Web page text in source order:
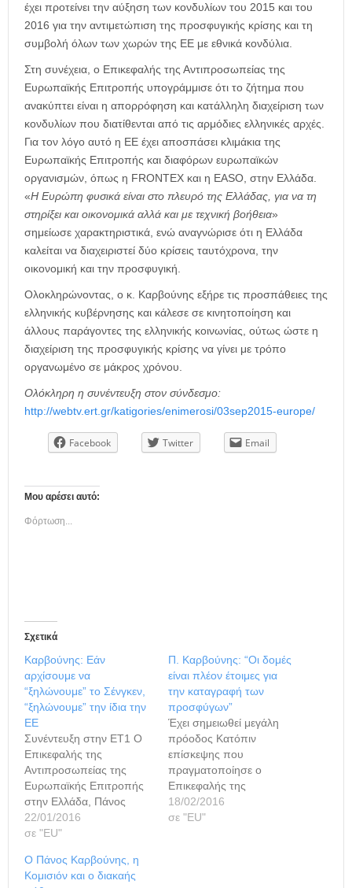
έχει προτείνει την αύξηση των κονδυλίων του 2015 και του
2016 για την αντιμετώπιση της προσφυγικής κρίσης και τη
συμβολή όλων των χωρών της ΕΕ με εθνικά κονδύλια.
Στη συνέχεια, ο Επικεφαλής της Αντιπροσωπείας της
Ευρωπαϊκής Επιτροπής υπογράμμισε ότι το ζήτημα που
ανακύπτει είναι η απορρόφηση και κατάλληλη διαχείριση των
κονδυλίων που διατίθενται από τις αρμόδιες ελληνικές αρχές.
Για τον λόγο αυτό η ΕΕ έχει αποσπάσει κλιμάκια της
Ευρωπαϊκής Επιτροπής και διαφόρων ευρωπαϊκών
οργανισμών, όπως η FRONTEX και η EASO, στην Ελλάδα.
«Η Ευρώπη φυσικά είναι στο πλευρό της Ελλάδας, για να τη
στηρίξει και οικονομικά αλλά και με τεχνική βοήθεια»
σημείωσε χαρακτηριστικά, ενώ αναγνώρισε ότι η Ελλάδα
καλείται να διαχειριστεί δύο κρίσεις ταυτόχρονα, την
οικονομική και την προσφυγική.
Ολοκληρώνοντας, ο κ. Καρβούνης εξήρε τις προσπάθειες της
ελληνικής κυβέρνησης και κάλεσε σε κινητοποίηση και
άλλους παράγοντες της ελληνικής κοινωνίας, ούτως ώστε η
διαχείριση της προσφυγικής κρίσης να γίνει με τρόπο
οργανωμένο σε μάκρος χρόνου.
Ολόκληρη η συνέντευξη στον σύνδεσμο:
http://webtv.ert.gr/katigories/enimerosi/03sep2015-europe/
Facebook Twitter Email
Μου αρέσει αυτό:
Φόρτωση...
Σχετικά
Καρβούνης: Εάν
αρχίσουμε να
“ξηλώνουμε” το Σένγκεν,
“ξηλώνουμε” την ίδια την
ΕΕ
Συνέντευξη στην ΕΤ1 Ο
Επικεφαλής της
Αντιπροσωπείας της
Ευρωπαϊκής Επιτροπής
στην Ελλάδα, Πάνος
Καρβούνης, στην
εκπομπή “Europe” με
ΕΡΤ1, σχολίασε τα
μείζονα ζητήματα που
22/01/2016
σε "ΕU"
Π. Καρβούνης: “Οι δομές
είναι πλέον έτοιμες για
την καταγραφή των
προσφύγων”
Έχει σημειωθεί μεγάλη
πρόοδος Κατόπιν
επίσκεψης που
πραγματοποίησε ο
Επικεφαλής της
Αντιπροσωπείας της ΕΕ
στην Ελλάδα κ.
18/02/2016
σε "ΕU"
Ο Πάνος Καρβούνης, η
Κομισιόν και ο διακαής